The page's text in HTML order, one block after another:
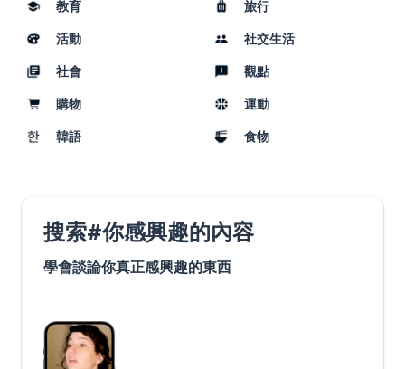
教育
旅行
活動
社交生活
社會
觀點
購物
運動
韓語
食物
搜索#你感興趣的內容
學會談論你真正感興趣的東西